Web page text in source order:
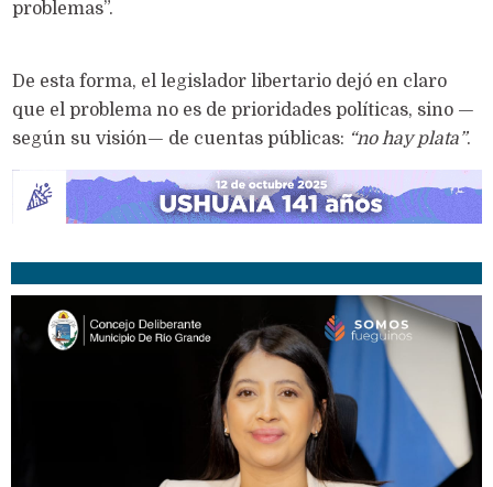
problemas”.
De esta forma, el legislador libertario dejó en claro
que el problema no es de prioridades políticas, sino —
según su visión— de cuentas públicas: “no hay plata”.